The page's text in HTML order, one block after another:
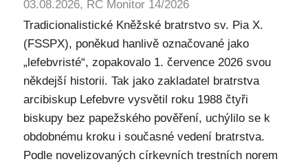
03.08.2026, RC Monitor 14/2026
Tradicionalistické Kněžské bratrstvo sv. Pia X.
(FSSPX), poněkud hanlivě označované jako
„lefebvristé“, zopakovalo 1. července 2026 svou
někdejší historii. Tak jako zakladatel bratrstva
arcibiskup Lefebvre vysvětil roku 1988 čtyři
biskupy bez papežského pověření, uchýlilo se k
obdobnému kroku i současné vedení bratrstva.
Podle novelizovaných církevních trestních norem